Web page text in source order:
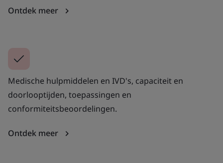
Ontdek meer
Medische hulpmiddelen en IVD's, capaciteit en
doorlooptijden, toepassingen en
conformiteitsbeoordelingen.
Ontdek meer